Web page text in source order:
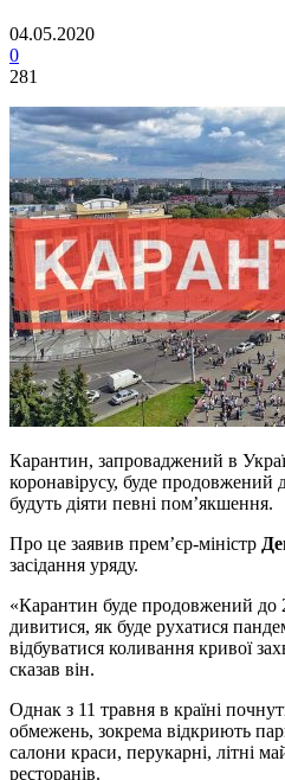
04.05.2020
0
281
Карантин, запроваджений в
коронавірусу, буде продовжений
будуть діяти певні пом’якшення.
Про це заявив прем’єр-міністр
засідання уряду.
«Карантин буде продовжений до
дивитися, як буде рухатися
відбуватися коливання кривої
сказав він.
Однак з 11 травня в країні
обмежень, зокрема відкриють
салони краси, перукарні, літні
ресторанів.